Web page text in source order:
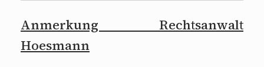
Anmerkung Rechtsanwalt
Hoesmann